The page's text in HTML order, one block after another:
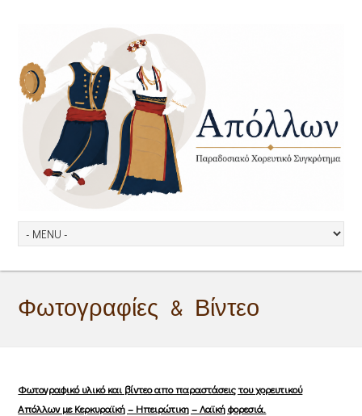
Φωτογραφίες & Βίντεο
Φωτογραφικό υλικό και βίντεο απο παραστάσεις του χορευτικού
Απόλλων με Κερκυραϊκή – Ηπειρώτικη – Λαϊκή φορεσιά.